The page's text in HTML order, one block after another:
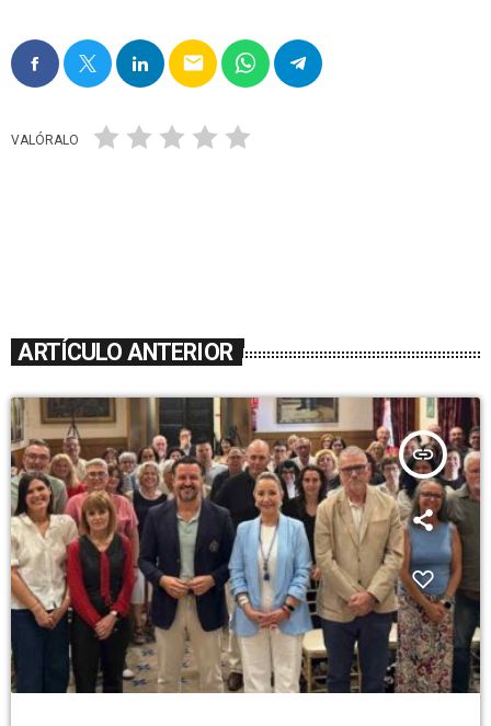
email
VALÓRALO
ARTÍCULO ANTERIOR
insert_link